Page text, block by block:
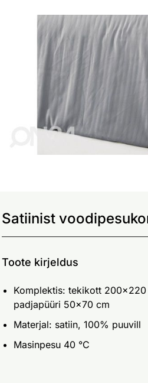
Satiinist
Toote kirjeldus
Komplektis: tekikott
padjapüüri 50x70 cm
Materjal: satiin, 100% puuvill
Masinpesu 40 °C